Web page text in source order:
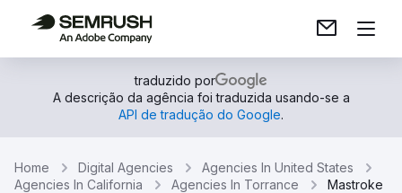
traduzido por
A descrição da agência foi traduzida usando-se a
API de tradução do Google.
Home Digital Agencies
Agencies In United States
Agencies In California
Agencies In Torrance Mastroke